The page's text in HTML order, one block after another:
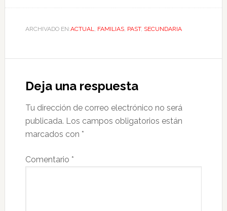
ARCHIVADO EN:ACTUAL FAMILIAS, PAST, SECUNDARIA
Deja una respuesta
Tu dirección de correo electrónico no será
publicada. Los campos obligatorios están
marcados con *
Comentario *